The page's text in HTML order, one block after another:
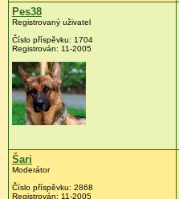
Pes38
Registrovaný uživatel
Číslo příspěvku: 1704
Registrován: 11-2005
Šari
Moderátor
Číslo příspěvku: 2868
Registrován: 11-2005